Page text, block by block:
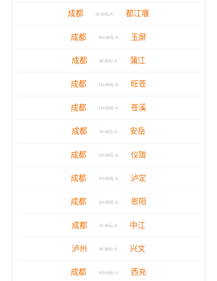
成都 50.00元/人 都江堰
成都 100.00元/人 玉屏
成都 60.00元/人 蒲江
成都 140.00元/人 旺苍
成都 130.00元/人 苍溪
成都 70.00元/人 安岳
成都 120.00元/人 仪陇
成都 150.00元/人 泸定
成都 100.00元/人 恩阳
成都 50.00元/人 中江
泸州 60.00元/人 兴文
成都 100.00元/人 西充